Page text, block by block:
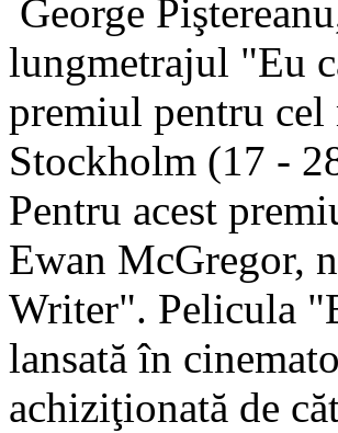
George
lungmetrajul "Eu
premiul pentru
Stockholm (17 -
Pentru acest
Ewan McGregor,
Writer". Pelicula
lansată în
achiziţionată de